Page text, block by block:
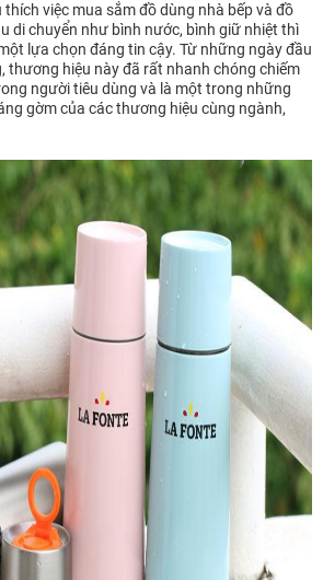
thích việc mua sắm đồ dùng nhà bếp và đồ
di chuyển như bình nước, bình giữ nhiệt thì
lựa chọn đáng tin cậy. Từ những ngày đầu
thương hiệu này đã rất nhanh chóng chiếm
người tiêu dùng và là một trong những
gờm của các thương hiệu cùng ngành,